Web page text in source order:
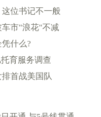
位书记不一般
车市"浪花"不减
什么?
育服务调查
首战美国队